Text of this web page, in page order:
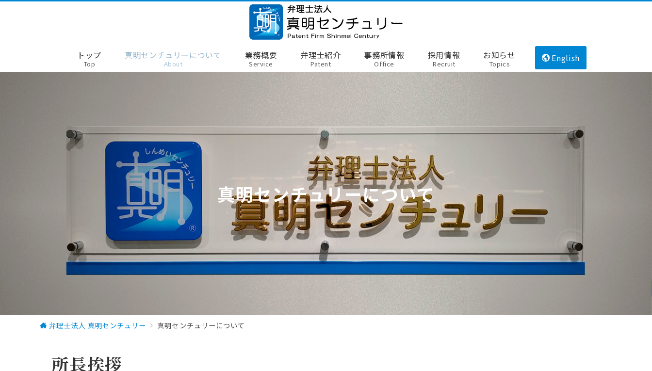
トップ
Top
真明センチュリーについて
About
業務概要
Service
弁理士紹介
Patent
事務所情報
Office
採用情報
Recruit
お知らせ
Topics English
真明センチュリーについて
弁理士法人 真明センチュリー 真明センチュリーについて
所長挨拶